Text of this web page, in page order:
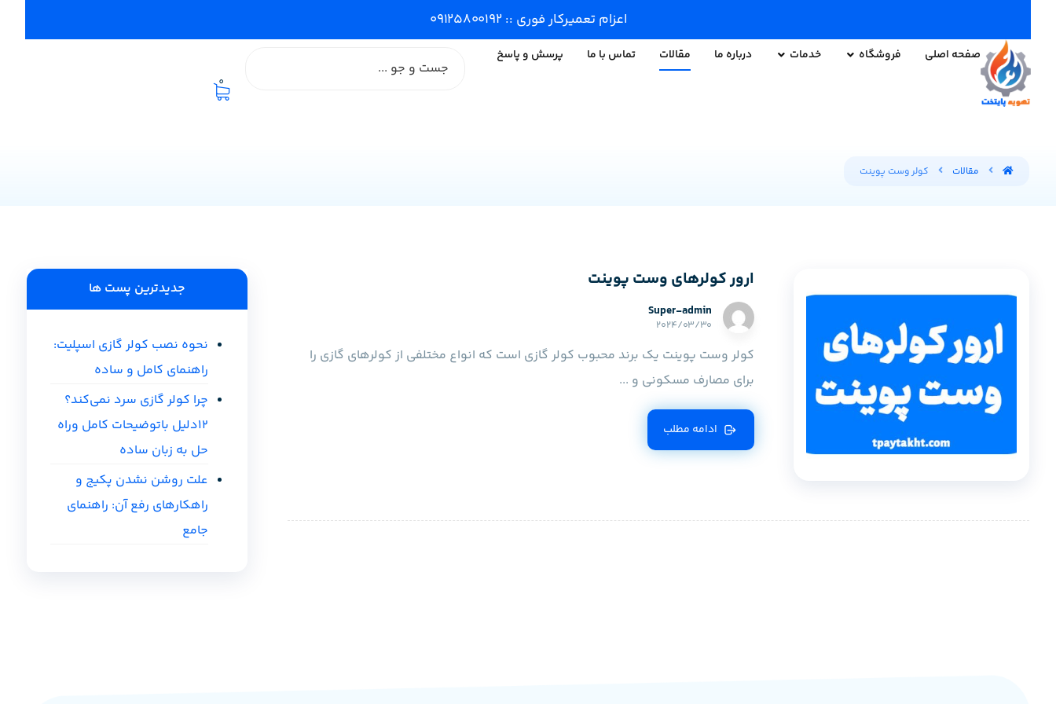
اعزام تعمیرکار فوری :: ۰۹۱۲۵۸۰۰۱۹۲
صفحه اصلی فروشگاه خدمات درباره ما مقالات تماس با ما پرسش و پاسخ
0
مقالات کولر وست پوینت
ارور کولرهای وست پوینت
Super-admin
۲۰۲۴/۰۳/۳۰
کولر وست پوینت یک برند محبوب کولر گازی است که انواع مختلفی از کولرهای گازی را
برای مصارف مسکونی و ...
ادامه مطلب
جدیدترین پست ها
نحوه نصب کولر گازی اسپلیت:
راهنمای کامل و ساده
چرا کولر گازی سرد نمی‌کند؟
12دلیل باتوضیحات کامل وراه
حل به زبان ساده
علت روشن نشدن پکیج و
راهکارهای رفع آن: راهنمای
جامع